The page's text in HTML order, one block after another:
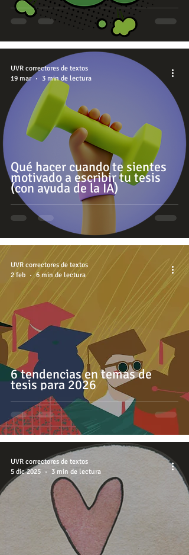
Qué hacer cuando te sientes
motivado a escribir tu tesis
(con ayuda de la IA)
UVR correctores de textos
19 mar
3 min de lectura
6 tendencias en temas de
tesis para 2026
UVR correctores de textos
2 feb
6 min de lectura
UVR correctores de textos
5 dic 2025
3 min de lectura